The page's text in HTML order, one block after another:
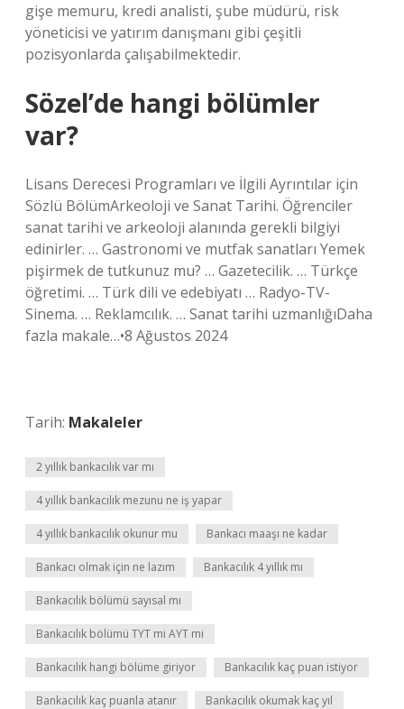
gişe memuru, kredi analisti, şube müdürü, risk
yöneticisi ve yatırım danışmanı gibi çeşitli
pozisyonlarda çalışabilmektedir.
Sözel’de hangi bölümler
var?
Lisans Derecesi Programları ve İlgili Ayrıntılar için
Sözlü BölümArkeoloji ve Sanat Tarihi. Öğrenciler
sanat tarihi ve arkeoloji alanında gerekli bilgiyi
edinirler. … Gastronomi ve mutfak sanatları Yemek
pişirmek de tutkunuz mu? … Gazetecilik. … Türkçe
öğretimi. … Türk dili ve edebiyatı … Radyo-TV-
Sinema. … Reklamcılık. … Sanat tarihi uzmanlığıDaha
fazla makale…•8 Ağustos 2024
Tarih: Makaleler
2 yıllık bankacılık var mı
4 yıllık bankacılık mezunu ne iş yapar
4 yıllık bankacılık okunur mu Bankacı maaşı ne kadar
Bankacı olmak için ne lazım Bankacılık 4 yıllık mı
Bankacılık bölümü sayısal mı
Bankacılık bölümü TYT mi AYT mi
Bankacılık hangi bölüme giriyor Bankacılık kaç puan istiyor
Bankacılık kaç puanla atanır Bankacılık okumak kaç yıl